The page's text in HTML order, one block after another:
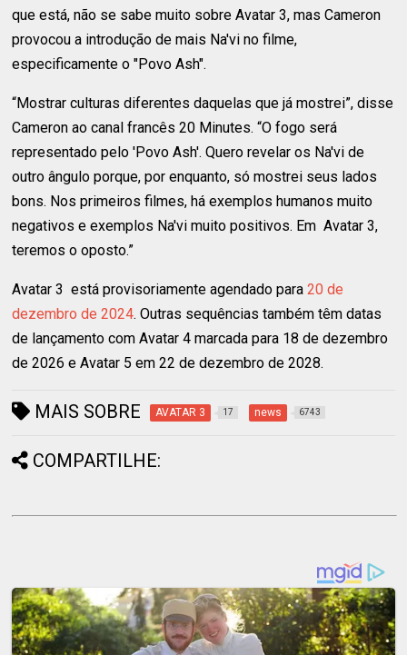
que está, não se sabe muito sobre Avatar 3, mas Cameron
provocou a introdução de mais Na'vi no filme,
especificamente o "Povo Ash".
“Mostrar culturas diferentes daquelas que já mostrei”, disse
Cameron ao canal francês 20 Minutes. “O fogo será
representado pelo 'Povo Ash'. Quero revelar os Na'vi de
outro ângulo porque, por enquanto, só mostrei seus lados
bons. Nos primeiros filmes, há exemplos humanos muito
negativos e exemplos Na'vi muito positivos. Em Avatar 3,
teremos o oposto.”
Avatar 3 está provisoriamente agendado para20 de
dezembro de 2024. Outras sequências também têm datas
de lançamento com Avatar 4 marcada para 18 de dezembro
de 2026 e Avatar 5 em 22 de dezembro de 2028.
MAIS SOBRE AVATAR 3 17 news 6743
COMPARTILHE: